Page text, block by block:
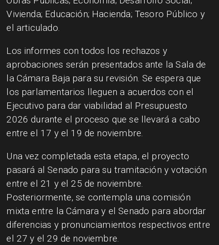
Vivienda; Educación; Hacienda; Tesoro Público y
el articulado.
Los informes con todos los rechazos y
aprobaciones serán presentados ante la Sala de
la Cámara Baja para su revisión. Se espera que
los parlamentarios lleguen a acuerdos con el
Ejecutivo para dar viabilidad al Presupuesto
2026 durante el proceso que se llevará a cabo
entre el 17 y el 19 de noviembre.
Una vez completada esta etapa, el proyecto
pasará al Senado para su tramitación y votación
entre el 21 y el 25 de noviembre.
Posteriormente, se contempla una comisión
mixta entre la Cámara y el Senado para abordar
diferencias y pronunciamientos respectivos entre
el 27 y el 29 de noviembre.